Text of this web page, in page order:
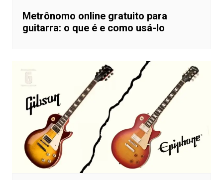
Metrônomo online gratuito para
guitarra: o que é e como usá-lo